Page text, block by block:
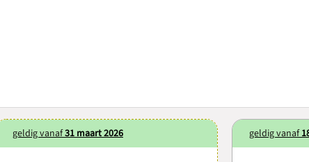
geldig vanaf31 maart 2026 geldig vanaf